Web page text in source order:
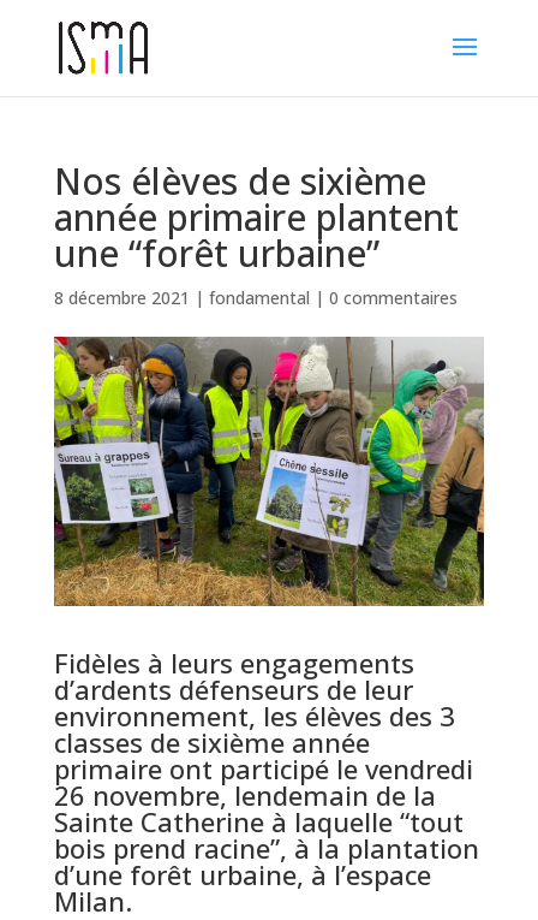
Nos élèves de sixième
année primaire plantent
une “forêt urbaine”
8 décembre 2021 | fondamental | 0 commentaires
Fidèles à leurs engagements
d’ardents défenseurs de leur
environnement, les élèves des 3
classes de sixième année
primaire ont participé le vendredi
26 novembre, lendemain de la
Sainte Catherine à laquelle “tout
bois prend racine”, à la plantation
d’une forêt urbaine, à l’espace
Milan.